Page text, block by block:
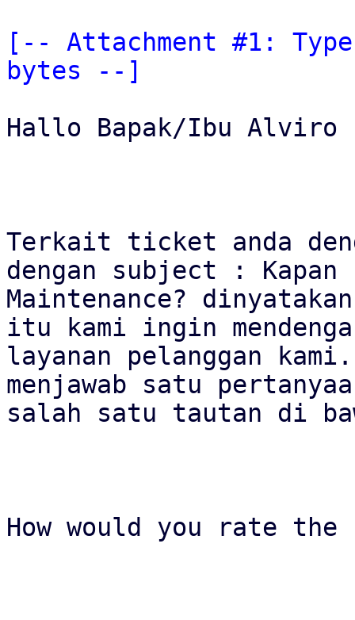
[-- Attachment #1:
bytes --]
Hallo Bapak/Ibu Alviro
Terkait ticket anda
dengan subject : Kapan
Maintenance?
itu kami ingin
layanan pelanggan
menjawab satu
salah satu tautan di
How would you rate